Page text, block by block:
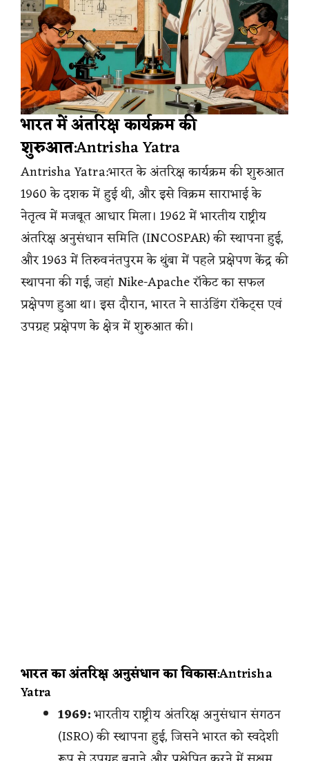
भारत में अंतरिक्ष कार्यक्रम की
शुरुआत:Antrisha Yatra
Antrisha Yatra:भारत के अंतरिक्ष कार्यक्रम की शुरुआत
1960 के दशक में हुई थी, और इसे विक्रम साराभाई के
नेतृत्व में मजबूत आधार मिला। 1962 में भारतीय राष्ट्रीय
अंतरिक्ष अनुसंधान समिति (INCOSPAR) की स्थापना हुई,
और 1963 में तिरुवनंतपुरम के थुंबा में पहले प्रक्षेपण केंद्र की
स्थापना की गई, जहां Nike-Apache रॉकेट का सफल
प्रक्षेपण हुआ था। इस दौरान, भारत ने साउंडिंग रॉकेट्स एवं
उपग्रह प्रक्षेपण के क्षेत्र में शुरुआत की।
भारत का अंतरिक्ष अनुसंधान का विकास:Antrisha
Yatra
1969:भारतीय राष्ट्रीय अंतरिक्ष अनुसंधान संगठन
(ISRO) की स्थापना हुई, जिसने भारत को स्वदेशी